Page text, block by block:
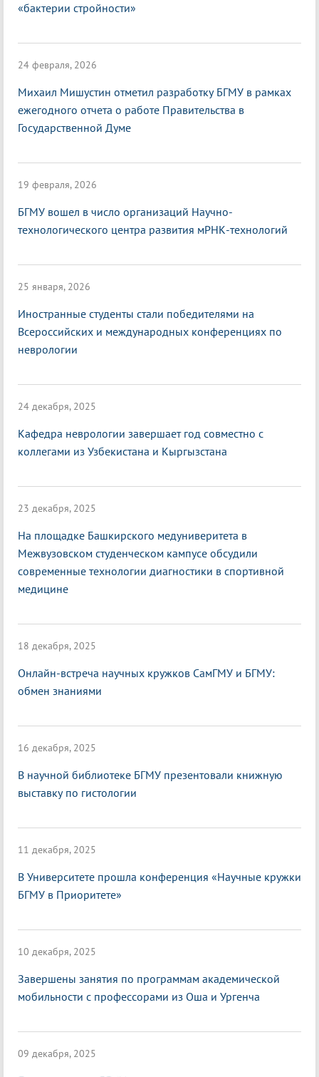
«бактерии стройности»
24 февраля, 2026
Михаил Мишустин отметил разработку БГМУ в рамках
ежегодного отчета о работе Правительства в
Государственной Думе
19 февраля, 2026
БГМУ вошел в число организаций Научно-
технологического центра развития мРНК-технологий
25 января, 2026
Иностранные студенты стали победителями на
Всероссийских и международных конференциях по
неврологии
24 декабря, 2025
Кафедра неврологии завершает год совместно с
коллегами из Узбекистана и Кыргызстана
23 декабря, 2025
На площадке Башкирского медуниверитета в
Межвузовском студенческом кампусе обсудили
современные технологии диагностики в спортивной
медицине
18 декабря, 2025
Онлайн-встреча научных кружков СамГМУ и БГМУ:
обмен знаниями
16 декабря, 2025
В научной библиотеке БГМУ презентовали книжную
выставку по гистологии
11 декабря, 2025
В Университете прошла конференция «Научные кружки
БГМУ в Приоритете»
10 декабря, 2025
Завершены занятия по программам академической
мобильности с профессорами из Оша и Ургенча
09 декабря, 2025